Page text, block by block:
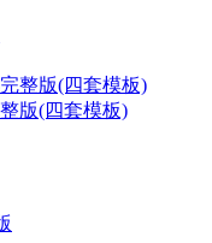
版(四套模板)